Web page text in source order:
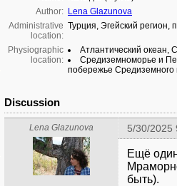
Author: Lena Glazunova
Administrative
location:
Турция, Эгейский регион,
Physiographic
location:
Атлантический океан,
Средиземноморье и
побережье Средиземного
Discussion
Lena Glazunova 5/30/2025
Ещё
быть).